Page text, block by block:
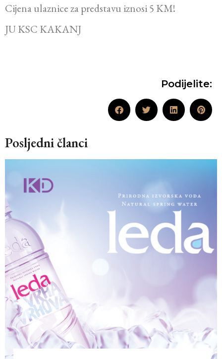
Cijena ulaznice za predstavu iznosi 5 KM!
JU KSC KAKANJ
Podijelite:
Posljedni članci